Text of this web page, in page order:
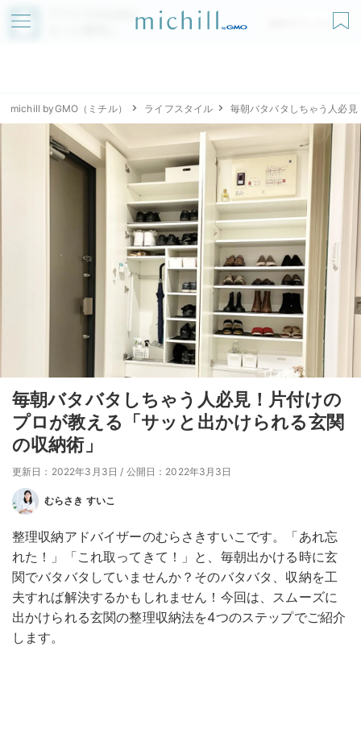
アプリでmichillが
無料ダウンロード
michill byGMO（ミチル） ライフスタイル 毎朝バタバタしちゃう人必
毎朝バタバタしちゃう人必見！片付けの
プロが教える「サッと出かけられる玄関
の収納術」
更新日：2022年3月3日 / 公開日：2022年3月3日
むらさき すいこ
整理収納アドバイザーのむらさきすいこです。「あれ忘
れた！」「これ取ってきて！」と、毎朝出かける時に玄
関でバタバタしていませんか？そのバタバタ、収納を工
夫すれば解決するかもしれません！今回は、スムーズに
出かけられる玄関の整理収納法を4つのステップでご紹介
します。